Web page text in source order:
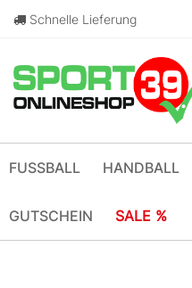
Schnelle Lieferung
FUSSBALL HANDBALL
GUTSCHEIN SALE %